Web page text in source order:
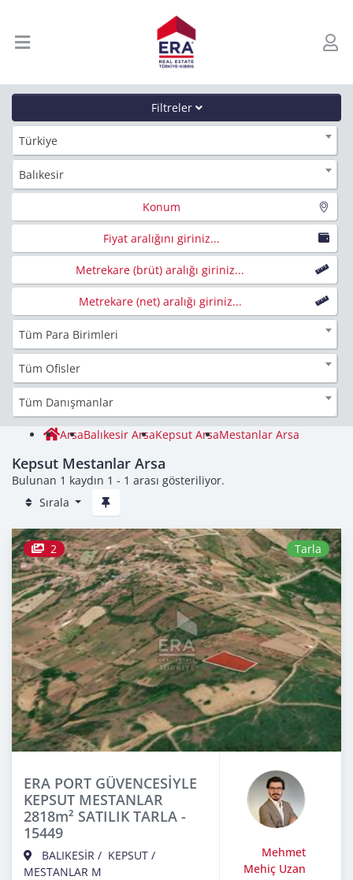
Filtreler
Türkiye
Balıkesir
Konum
Fiyat aralığını giriniz...
Metrekare (brüt) aralığı giriniz...
Metrekare (net) aralığı giriniz...
Tüm Para Birimleri
Tüm Ofisler
Tüm Danışmanlar
ArsaBalıkesir ArsaKepsut ArsaMestanlar Arsa
Kepsut Mestanlar Arsa
Bulunan 1 kaydın 1 - 1 arası gösteriliyor.
Sırala
2 Tarla
ERA PORT GÜVENCESİYLE
KEPSUT MESTANLAR
2818m² SATILIK TARLA -
15449
BALIKESİR / KEPSUT /
MESTANLAR M
Mehmet
Mehiç Uzan